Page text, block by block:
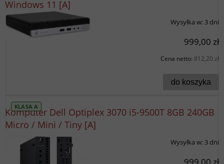
Windows 11 [A]
Wysyłka w: 3 dni
999,00 zł
Cena netto: 812,20 zł
do koszyka
Komputer Dell Optiplex 3070 i5-9500T 8GB 240GB
Micro / Mini / Tiny [A]
KLASA A
Wysyłka w: 3 dni
999,00 zł